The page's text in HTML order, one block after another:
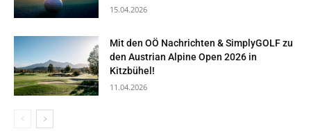
15.04.2026
Mit den OÖ Nachrichten & SimplyGOLF zu
den Austrian Alpine Open 2026 in
Kitzbühel!
11.04.2026